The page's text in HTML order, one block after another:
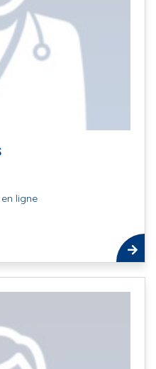
ligne